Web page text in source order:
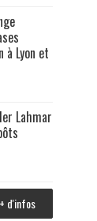
Lyon et
Lahmar
+ d'infos